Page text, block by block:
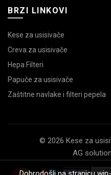
BRZI LINKOVI
Kese za usisivače
Creva za usisivače
Hepa Filteri
Papuče za usisivače
Zaštitne navlake i filteri pepela
© 2026 Kese za
AG